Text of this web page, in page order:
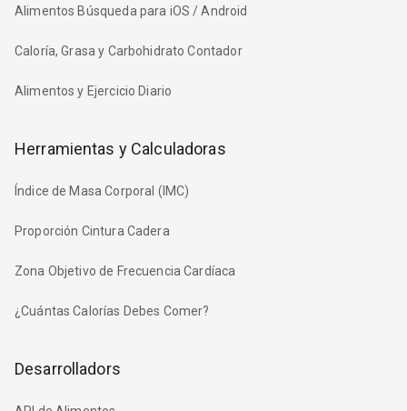
Alimentos Búsqueda para iOS / Android
Caloría, Grasa y Carbohidrato Contador
Alimentos y Ejercicio Diario
Herramientas y Calculadoras
Índice de Masa Corporal (IMC)
Proporción Cintura Cadera
Zona Objetivo de Frecuencia Cardíaca
¿Cuántas Calorías Debes Comer?
Desarrolladors